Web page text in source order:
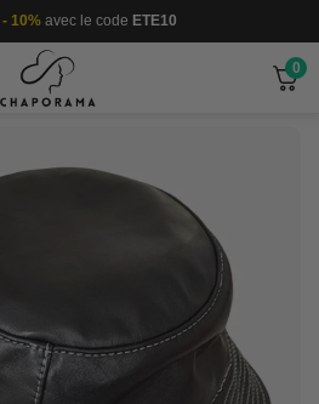
- 10% avec le code ETE10
0